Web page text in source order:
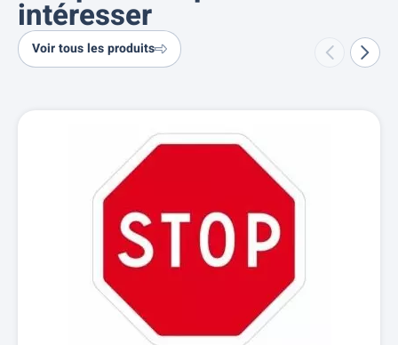
intéresser
Voir tous les produits